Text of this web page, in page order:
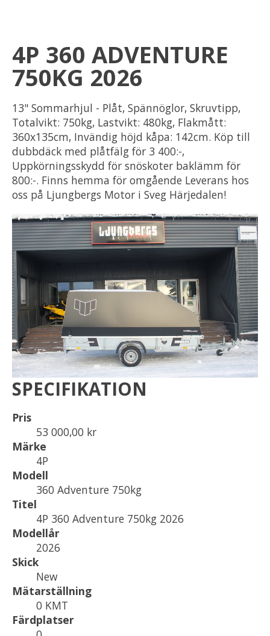
4P 360 ADVENTURE
750KG 2026
13" Sommarhjul - Plåt, Spännöglor, Skruvtipp,
Totalvikt: 750kg, Lastvikt: 480kg, Flakmått:
360x135cm, Invändig höjd kåpa: 142cm. Köp till
dubbdäck med plåtfälg för 3 400:-,
Uppkörningsskydd för snöskoter baklämm för
800:-. Finns hemma för omgående Leverans hos
oss på Ljungbergs Motor i Sveg Härjedalen!
SPECIFIKATION
Pris
53 000,00 kr
Märke
4P
Modell
360 Adventure 750kg
Titel
4P 360 Adventure 750kg 2026
Modellår
2026
Skick
New
Mätarställning
0 KMT
Färdplatser